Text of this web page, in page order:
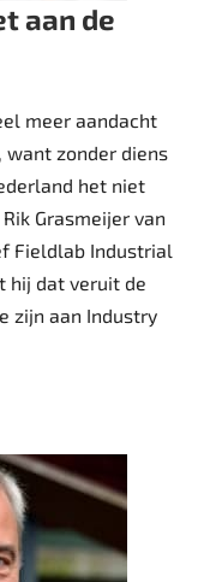
aan de
meer aandacht
want zonder diens
het niet
Grasmeijer van
Fieldlab Industrial
hij dat veruit de
zijn aan Industry